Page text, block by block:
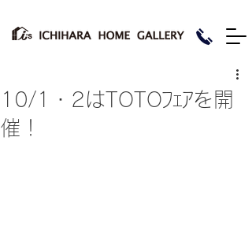
10/1・2はTOTOﾌｪｱを開
催！